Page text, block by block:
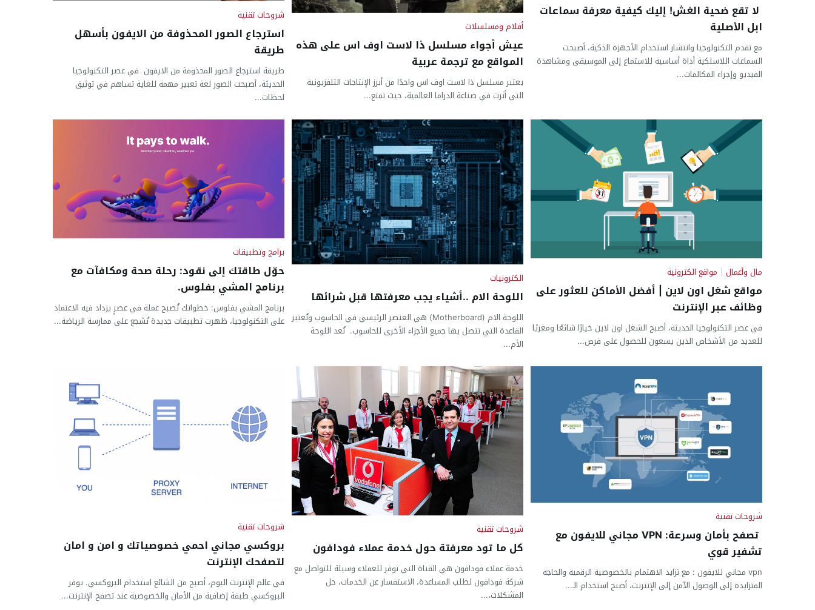
لا تقع ضحية الغش! إليك كيفية معرفة سماعات
ابل الأصلية
مع تقدم التكنولوجيا وانتشار استخدام الأجهزة الذكية، أصبحت
السماعات اللاسلكية أداة أساسية للاستماع إلى الموسيقى ومشاهدة
الفيديو وإجراء المكالمات...
أفلام ومسلسلات
عيش أجواء مسلسل ذا لاست اوف اس على هذه
المواقع مع ترجمة عربية
يعتبر مسلسل ذا لاست اوف اس واحدًا من أبرز الإنتاجات التلفزيونية
التي أثرت في صناعة الدراما العالمية، حيث تمتع...
شروحات تقنية
استرجاع الصور المحذوفة من الايفون بأسهل
طريقة
طريقة استرجاع الصور المحذوفة من الايفون في عصر التكنولوجيا
الحديثة، أصبحت الصور لغة تعبير مهمة للغاية تساهم في توثيق
لحظات...
مال وأعمال مواقع الكترونية
مواقع شغل اون لاين | أفضل الأماكن للعثور على
وظائف عبر الإنترنت
في عصر التكنولوجيا الحديثة، أصبح الشغل اون لاين خيارًا شائعًا ومغريًا
للعديد من الأشخاص الذين يسعون للحصول على فرص...
الكترونيات
اللوحة الام ..أشياء يجب معرفتها قبل شرائها
اللوحة الام (Motherboard) هي العنصر الرئيسي في الحاسوب وتُعتبر
القاعدة التي تتصل بها جميع الأجزاء الأخرى للحاسوب. تُعد اللوحة
الأم...
برامج وتطبيقات
حوّل طاقتك إلى نقود: رحلة صحة ومكافآت مع
برنامج المشي بفلوس.
برنامج المشي بفلوس: خطواتك تُصبح عملة في عصرٍ يزداد فيه الاعتماد
على التكنولوجيا، ظهرت تطبيقات جديدة تُشجع على ممارسة الرياضة...
شروحات تقنية
تصفح بأمان وسرعة: VPN مجاني للايفون مع
تشفير قوي
vpn مجاني للايفون : مع تزايد الاهتمام بالخصوصية الرقمية والحاجة
المتزايدة إلى الوصول الآمن إلى الإنترنت، أصبح استخدام الـ...
شروحات تقنية
كل ما تود معرفتة حول خدمة عملاء فودافون
خدمة عملاء فودافون هي القناة التي توفر للعملاء وسيلة للتواصل مع
شركة فودافون لطلب المساعدة، الاستفسار عن الخدمات، حل
المشكلات،...
شروحات تقنية
بروكسي مجاني احمي خصوصياتك و امن و امان
لتصفحك الإنترنت
في عالم الإنترنت اليوم، أصبح من الشائع استخدام البروكسي. يوفر
البروكسي طبقة إضافية من الأمان والخصوصية عند تصفح الإنترنت...